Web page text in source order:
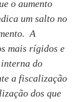
o aumento
um salto no
A
mais rígidos e
interna do
a fiscalização
dos que